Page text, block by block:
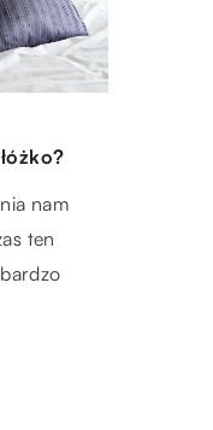
to
biuro,
trzeba za
nam
ten
nie
i cieszyć